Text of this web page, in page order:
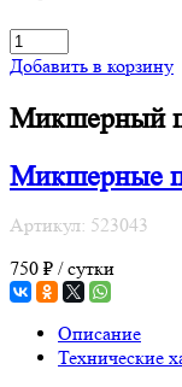
Добавить в корзину
Микшерный
Микшерные
Артикул: 523043
750 ₽ / сутки
Описание
Технические